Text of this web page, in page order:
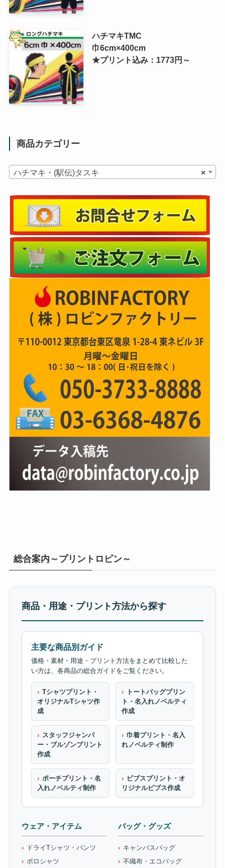
ハチマキTMC
巾6cm×400cm
★プリント込み：1773円～
商品カテゴリー
×
ハチマキ・(駅伝)タスキ
総合案内～プリントロビン～
商品・用途・プリント方法から探す
主要な商品別ガイド
価格・素材・用途・プリント方法をまとめて比較した
い方は、各商品の総合ガイドをご覧ください。
Tシャツプリント・
オリジナルTシャツ作
成
トートバッグプリン
ト・名入れノベルティ
作成
スタッフジャンパ
ー・ブルゾンプリント
作成
巾着プリント・名入
れノベルティ制作
ポーチプリント・名
入れノベルティ制作
ビブスプリント・オ
リジナルビブス作成
ウェア・アイテム
ドライTシャツ・パンツ
ポロシャツ
バッグ・グッズ
キャンバスバッグ
不織布・エコバッグ